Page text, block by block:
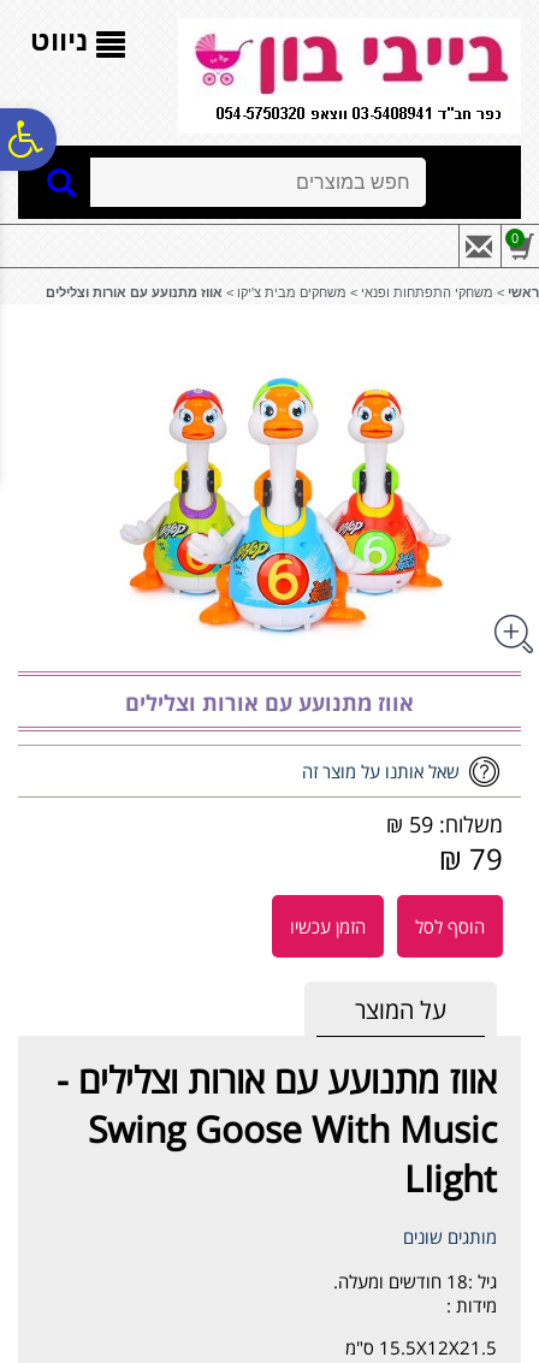
נגישות
אתר
המרכזי
ניווט
0
ראשי > משחקי התפתחות ופנאי > משחקים מבית צ'יקו > אווז מתנועע עם אורות וצלילים
אווז מתנועע עם אורות וצלילים
שאל אותנו על מוצר זה
משלוח: 59 ₪
79 ₪
הוסף לסל הזמן עכשיו
על המוצר
אווז מתנועע עם אורות וצלילים -
Swing Goose With Music
LIight
מותגים שונים
גיל :18 חודשים ומעלה.
מידות :
15.5X12X21.5 ס"מ